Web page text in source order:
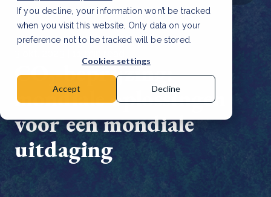
If you decline, your information won’t be tracked
when you visit this website. Only data on your
preference not to be tracked will be stored.
Cookies settings
Accept Decline
CO₂-beprijzing:
mondiale oplossingen
voor een mondiale
uitdaging